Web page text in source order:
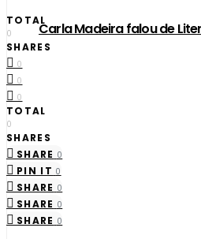
Carla Madeira falou de
TOTAL
0
SHARES
0
0
0
TOTAL
0
SHARES
SHARE 0
PIN IT 0
SHARE 0
SHARE 0
SHARE 0